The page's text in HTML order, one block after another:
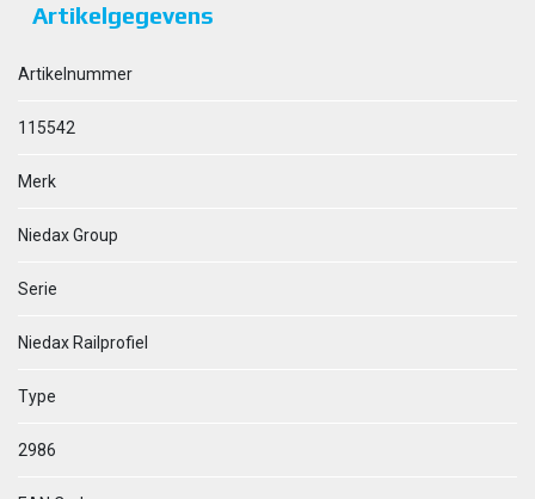
Artikelgegevens
Artikelnummer
115542
Merk
Niedax Group
Serie
Niedax Railprofiel
Type
2986